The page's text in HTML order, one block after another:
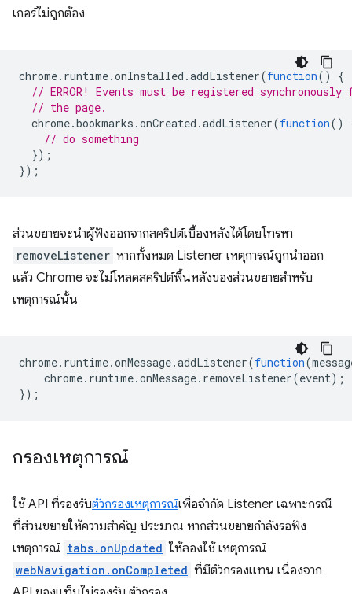
เกอร์ไม่ถูกต้อง
chrome. runtime.onInstalled .addListener(function()
{
// ERROR! Events must be registered
// the page.
chrome.bookmarks .onCreated .addListener(function()
// do something
});
});
ส่วนขยายจะนำผู้ฟังออกจากสคริปต์เบื้องหลังได้โดยโทรหา
removeListener หากทั้งหมด Listener เหตุการณ์ถูกนำออก
แล้ว Chrome จะไม่โหลดสคริปต์พื้นหลังของส่วนขยายสำหรับ
เหตุการณ์นั้น
chrome. runtime.onMessage.addListener(function(
chrome. runtime.onMessage. removeListener(event);
});
กรองเหตุการณ์
ใช้ API ที่รองรับตัวกรองเหตุการณ์เพื่อจำกัด Listener เฉพาะกรณี
ที่ส่วนขยายให้ความสำคัญ ประมาณ หากส่วนขยายกําลังรอฟัง
เหตุการณ์ tabs.onUpdated ให้ลองใช้ เหตุการณ์
webNavigation.onCompleted ที่มีตัวกรองแทน เนื่องจาก